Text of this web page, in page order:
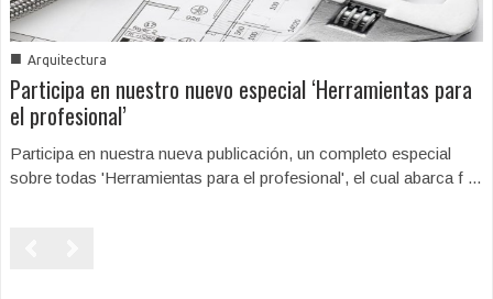
■ Arquitectura
Participa en nuestro nuevo especial ‘Herramientas para
el profesional’
Participa en nuestra nueva publicación, un completo especial
sobre todas 'Herramientas para el profesional', el cual abarca f ...